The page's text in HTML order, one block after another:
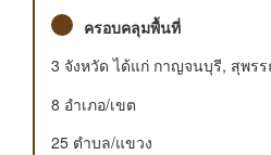
ครอบคลุมพื้นที่
3 จังหวัด ได้แก่ กาญจนบุรี, สุพร
8 อําเภอ/เขต
25 ตำบล/แขวง